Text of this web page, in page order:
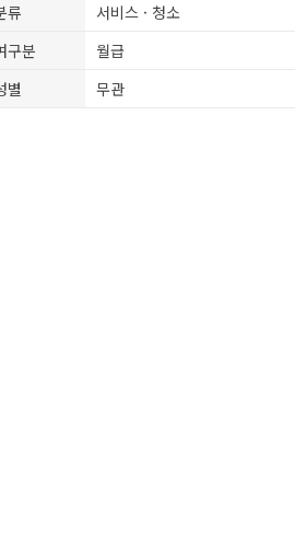
류
서비스 · 청소
구분
월급
별 무관